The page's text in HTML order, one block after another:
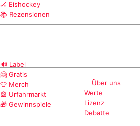
🏒 Eishockey
📚 Rezensionen
🔊 Label
🤗 Gratis
👕 Merch
🎡 Urfahrmarkt
🎁 Gewinnspiele
Über uns
Werte
Lizenz
Debatte